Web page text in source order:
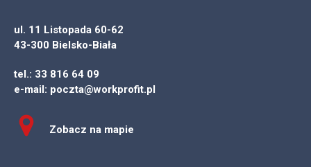
ul. 11 Listopada 60-62
43-300 Bielsko-Biała
tel.: 33 816 64 09
e-mail: poczta@workprofit.pl
Zobacz na mapie